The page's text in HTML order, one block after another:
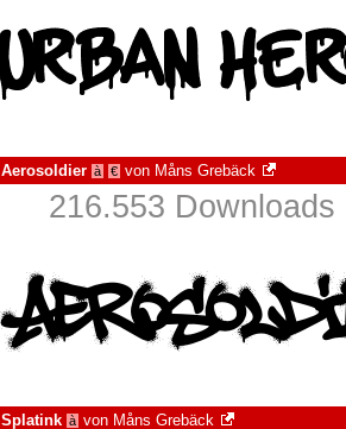
Aerosoldier à € von Måns Grebäck
216.553
Splatink à von Måns Grebäck